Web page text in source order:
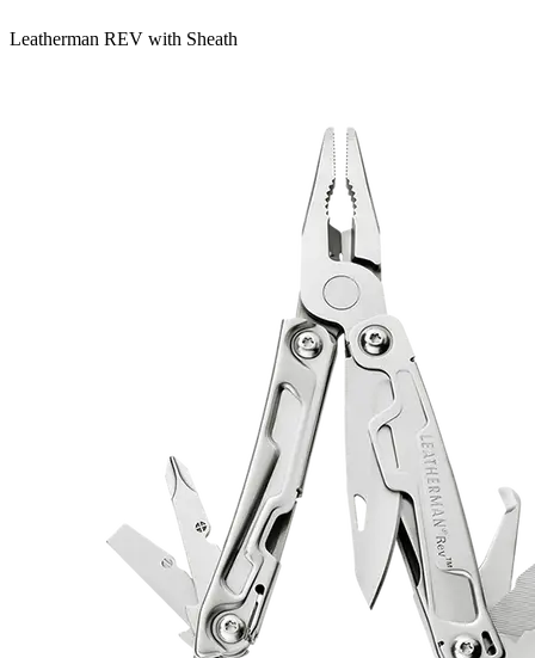
Leatherman REV with Sheath